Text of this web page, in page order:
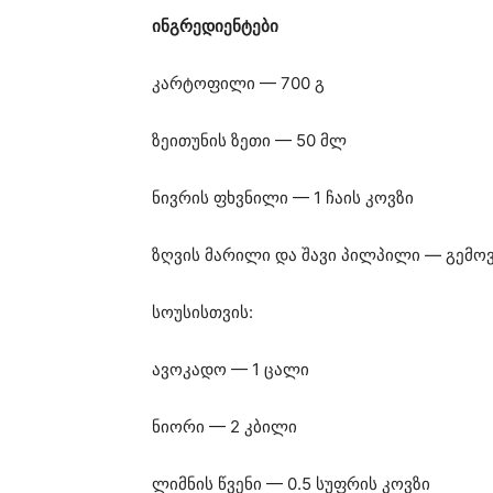
ინგრედიენტები
კარტოფილი — 700 გ
ზეითუნის ზეთი — 50 მლ
ნივრის ფხვნილი — 1 ჩაის კოვზი
ზღვის მარილი და შავი პილპილი —
სოუსისთვის:
ავოკადო — 1 ცალი
ნიორი — 2 კბილი
ლიმნის წვენი — 0.5 სუფრის კოვზი